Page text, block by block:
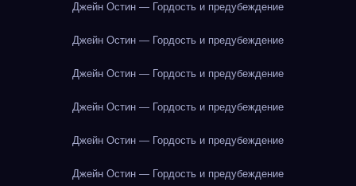
Джейн Остин — Гордость и предубеждение
Джейн Остин — Гордость и предубеждение
Джейн Остин — Гордость и предубеждение
Джейн Остин — Гордость и предубеждение
Джейн Остин — Гордость и предубеждение
Джейн Остин — Гордость и предубеждение